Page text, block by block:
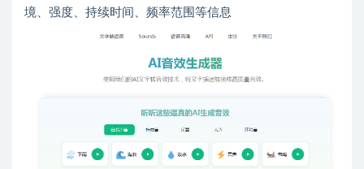
境、强度、持续时间、频率范围等信息